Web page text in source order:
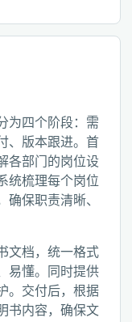
为四个阶段：需
、版本跟进。首
各部门的岗位设
统梳理每个岗位
确保职责清晰、
文档，统一格式
易懂。同时提供
。交付后，根据
书内容，确保文